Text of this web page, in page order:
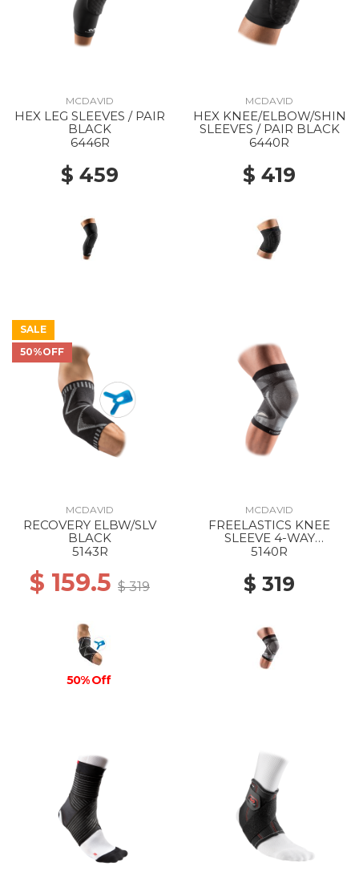
MCDAVID
HEX LEG SLEEVES / PAIR
BLACK
6446R
$ 459
MCDAVID
HEX KNEE/ELBOW/SHIN
SLEEVES / PAIR BLACK
6440R
$ 419
SALE
50%OFF
MCDAVID
RECOVERY ELBW/SLV
BLACK
5143R
$ 159.5 $ 319
50% Off
MCDAVID
FREELASTICS KNEE
SLEEVE 4-WAY
SEAMLESS ELASTIC
5140R
$ 319